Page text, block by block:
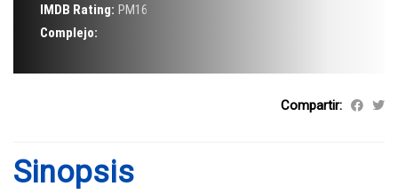
IMDB Rating: PM16
Complejo:
Compartir:
Sinopsis